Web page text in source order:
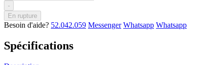
-
En rupture
Besoin d'aide? 52.042.059 Messenger Whatsapp Whatsapp
Spécifications